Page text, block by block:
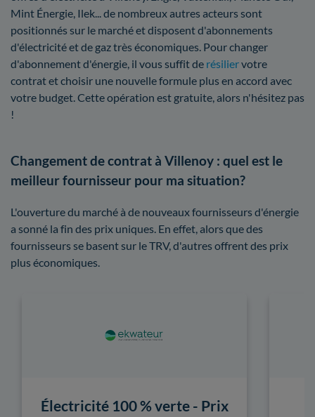
Mint Énergie, Ilek... de nombreux autres acteurs sont
positionnés sur le marché et disposent d'abonnements
d'électricité et de gaz très économiques. Pour changer
d'abonnement d'énergie, il vous suffit de résiliervotre
contrat et choisir une nouvelle formule plus en accord avec
votre budget. Cette opération est gratuite, alors n'hésitez pas
!
Changement de contrat à Villenoy : quel est le
meilleur fournisseur pour ma situation?
L'ouverture du marché à de nouveaux fournisseurs d'énergie
a sonné la fin des prix uniques. En effet, alors que des
fournisseurs se basent sur le TRV, d'autres offrent des prix
plus économiques.
Électricité 100 % verte - Prix